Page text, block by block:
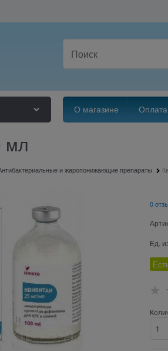
О магазине Оплата
мл
и жаропонижающие препараты
0
Ед.